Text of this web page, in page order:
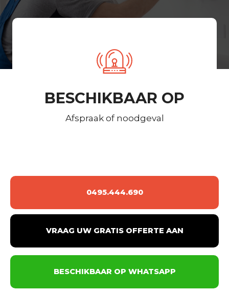
BESCHIKBAAR OP
Afspraak of noodgeval
0495.444.690
VRAAG UW GRATIS OFFERTE AAN
BESCHIKBAAR OP WHATSAPP